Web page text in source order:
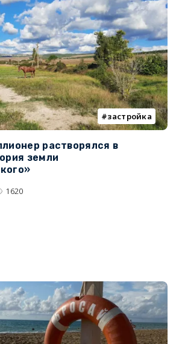
застройка
растворялся в
земли
1620